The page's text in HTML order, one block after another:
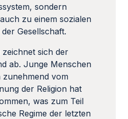
sondern
zu einem sozialen
Gesellschaft.
sich der
ab. Junge Menschen
zunehmend vom
der Religion hat
was zum Teil
Regime der letzten